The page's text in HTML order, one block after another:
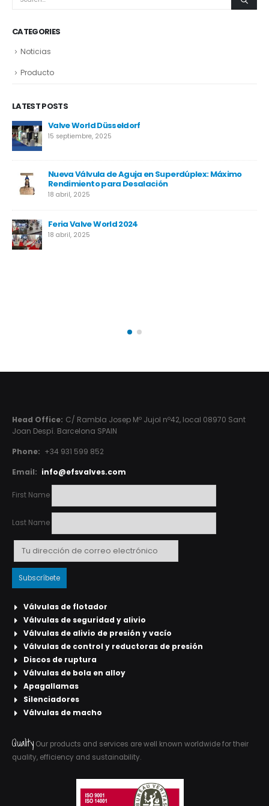
CATEGORIES
Noticias
Producto
LATEST POSTS
Neom
17 abril, 2025
Proyecto MIRFA 2
17 abril, 2025
Proyecto Temane
17 abril, 2025
Head Office: C/ Rambla Josep Mº Jujol nº42, local 08970 Sant
Joan Despí. Barcelona SPAIN
Phone: +34 931 599 852
Email: info@efsvalves.com
First Name
Last Name
Válvulas de flotador
Válvulas de seguridad y alivio
Válvulas de alivio de presión y vacío
Válvulas de control y reductoras de presión
Discos de ruptura
Válvulas de bola en alloy
Apagallamas
Silenciadores
Válvulas de macho
Quality Our products and services are well known worldwide for their
quality, efficiency and sustainability.